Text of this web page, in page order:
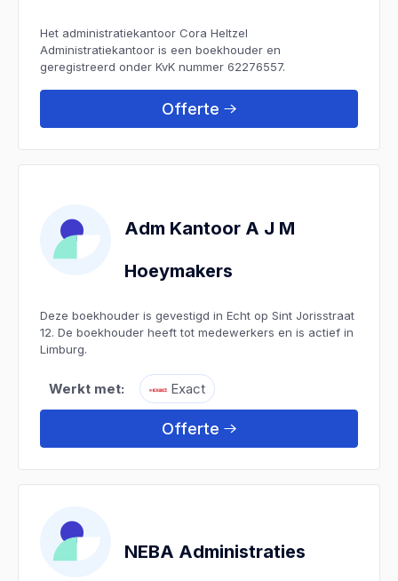
Het administratiekantoor Cora Heltzel
Administratiekantoor is een boekhouder en
geregistreerd onder KvK nummer 62276557.
Offerte
Adm Kantoor A J M
Hoeymakers
Deze boekhouder is gevestigd in Echt op Sint Jorisstraat
12. De boekhouder heeft tot medewerkers en is actief in
Limburg.
Werkt met: Exact
Offerte
NEBA Administraties